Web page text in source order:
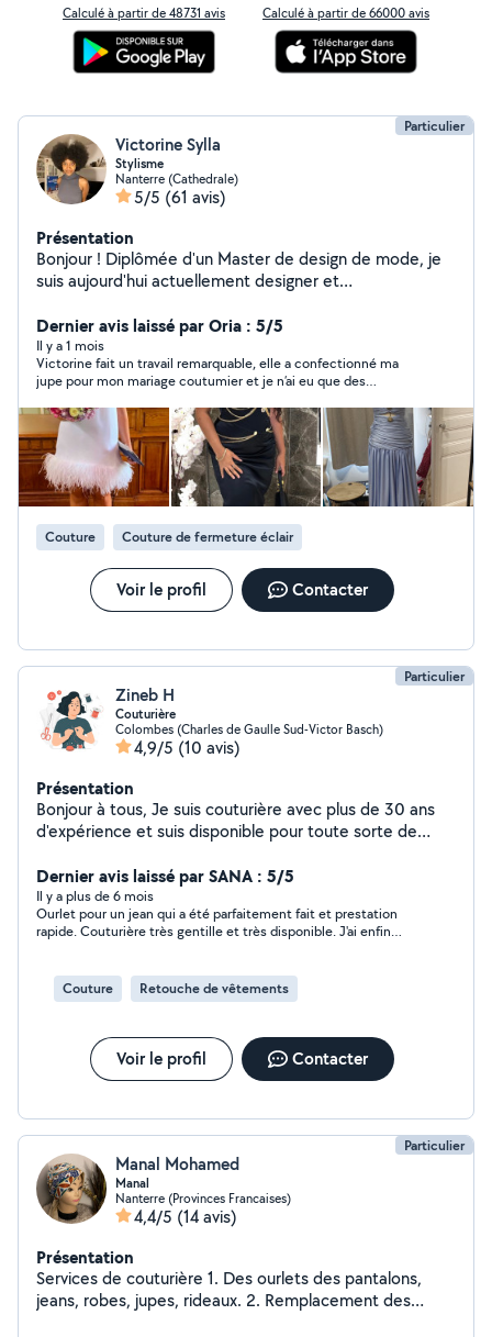
Calculé à partir de 48731 avis Calculé à partir de 66000 avis
Particulier
Victorine Sylla
Stylisme
Nanterre (Cathedrale)
5/5 (61 avis)
Présentation
Bonjour ! Diplômée d'un Master de design de mode, je
suis aujourd'hui actuellement designer et
sert de mes compétences afin de pouvoir vous rendre
service !
Dernier avis laissé par Oria : 5/5
Il y a 1 mois
Victorine fait un travail remarquable, elle a confectionné ma
jupe pour mon mariage coutumier et je n’ai eu que des
réalisé très rapidement (moins d’une semaine). En plus d’être
rapide elle est très sympathique et arrangeante, je
recommande fortement.
Couture Couture de fermeture éclair
Voir le profil Contacter
Particulier
Zineb H
Couturière
Colombes (Charles de Gaulle Sud-Victor Basch)
4,9/5 (10 avis)
Présentation
Bonjour à tous, Je suis couturière avec plus de 30 ans
d'expérience et suis disponible pour toute sorte de
n'hésitez pas à me contacter !
Dernier avis laissé par SANA : 5/5
Il y a plus de 6 mois
Ourlet pour un jean qui a été parfaitement fait et prestation
rapide. Couturière très gentille et très disponible. J'ai enfin
Couture Retouche de vêtements
Voir le profil Contacter
Particulier
Manal Mohamed
Manal
Nanterre (Provinces Francaises)
4,4/5 (14 avis)
Présentation
Services de couturière 1. Des ourlets des pantalons,
jeans, robes, jupes, rideaux. 2. Remplacement des